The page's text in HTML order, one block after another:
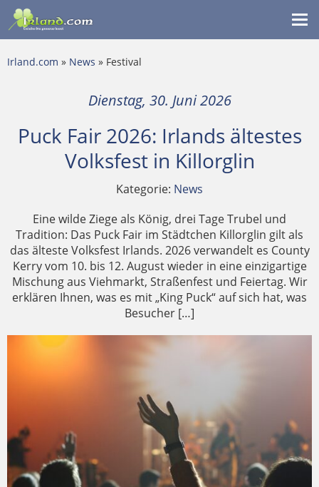
Irland.com » News » Festival
Dienstag, 30. Juni 2026
Puck Fair 2026: Irlands ältestes
Volksfest in Killorglin
Kategorie: News
Eine wilde Ziege als König, drei Tage Trubel und
Tradition: Das Puck Fair im Städtchen Killorglin gilt als
das älteste Volksfest Irlands. 2026 verwandelt es County
Kerry vom 10. bis 12. August wieder in eine einzigartige
Mischung aus Viehmarkt, Straßenfest und Feiertag. Wir
erklären Ihnen, was es mit „King Puck“ auf sich hat, was
Besucher […]